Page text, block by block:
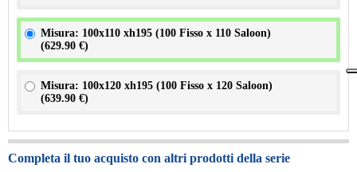
Misura: 100x110 xh195 (100 Fisso x 110 Saloon)
(629.90 €)
Misura: 100x120 xh195 (100 Fisso x 120 Saloon)
(639.90 €)
Completa il tuo acquisto con altri prodotti della serie